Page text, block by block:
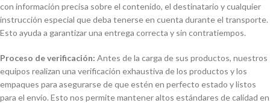
con información precisa sobre el contenido, el destinatario y cualquier
instrucción especial que deba tenerse en cuenta durante el transporte.
Esto ayuda a garantizar una entrega correcta y sin contratiempos.
Proceso de verificación: Antes de la carga de sus productos, nuestros
equipos realizan una verificación exhaustiva de los productos y los
empaques para asegurarse de que estén en perfecto estado y listos
para el envío. Esto nos permite mantener altos estándares de calidad en